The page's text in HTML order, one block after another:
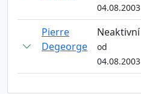
04.08.2003
Pierre
Degeorge
Neaktivní
od
04.08.2003